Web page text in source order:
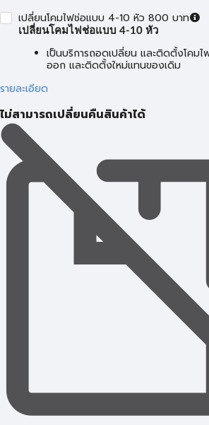
เปลี่ยนโคมไฟช่อแบบ 4-10 หัว 800 บาท
เปลี่ยนโคมไฟช่อแบบ 4-10 หัว
เป็นบริการถอดเปลี่ยน และติดตั้งโคม
ออก และติดตั้งใหม่แทนของเดิม
รายละเอียด
ไม่สามารถเปลี่ยนคืนสินค้าได้